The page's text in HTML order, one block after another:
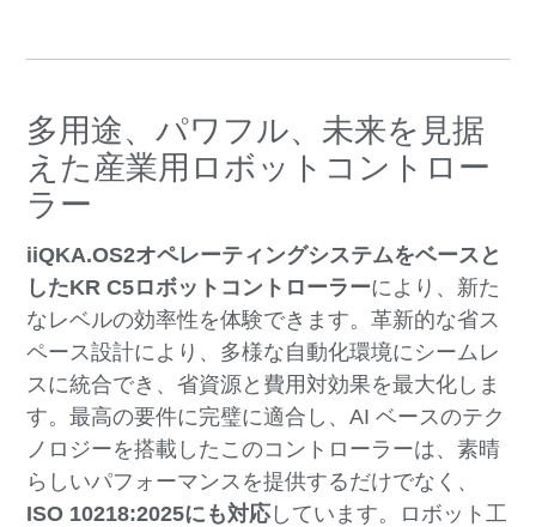
多用途、パワフル、未来を見据
えた産業用ロボットコントロー
ラー
iiQKA.OS2オペレーティングシステムをベースと
したKR C5ロボットコントローラーにより、新た
なレベルの効率性を体験できます。革新的な省ス
ペース設計により、多様な自動化環境にシームレ
スに統合でき、省資源と費用対効果を最大化しま
す。最高の要件に完璧に適合し、AI ベースのテク
ノロジーを搭載したこのコントローラーは、素晴
らしいパフォーマンスを提供するだけでなく、
ISO 10218:2025にも対応しています。ロボット工